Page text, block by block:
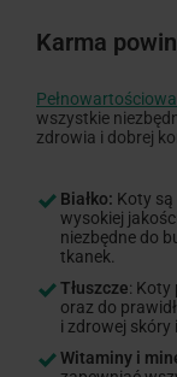
Karma
wszystkie
zdrowia i dobrej
Białko: Koty
wysokiej
niezbędne do
tkanek.
Tłuszcze: Koty
oraz do
i zdrowej skóry
Witaminy i